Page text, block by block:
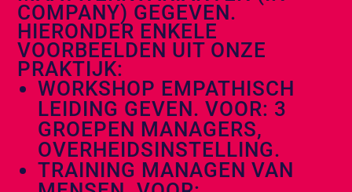
COMPANY) GEGEVEN.
HIERONDER ENKELE
VOORBEELDEN UIT ONZE
PRAKTIJK:
WORKSHOP EMPATHISCH
LEIDING GEVEN. VOOR: 3
GROEPEN MANAGERS,
OVERHEIDSINSTELLING.
TRAINING MANAGEN VAN